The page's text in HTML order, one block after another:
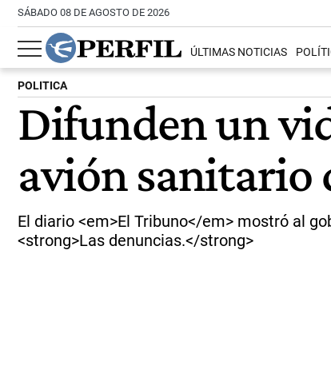
SÁBADO 08 DE AGOSTO DE 2026
ÚLTIMAS NOTICIAS
POLITICA
Difunden un
avión sanitario
El diario <em>El Tribuno</em> mostró al
<strong>Las denuncias.</strong>